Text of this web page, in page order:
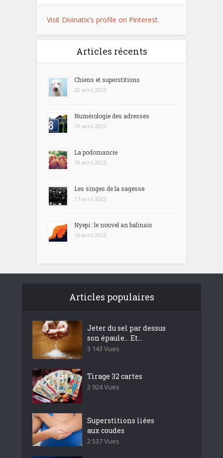
Visit Divinatix's profile on Pinterest.
Articles récents
Chiens et superstitions
20 avril 2023
Numérologie des adresses
19 avril 2023
La podomancie
18 avril 2023
Les singes de la sagesse
17 avril 2023
Nyepi : le nouvel an balinais
16 avril 2023
Articles populaires
Jeter du sel par dessus
son épaule… Et...
3 143 Vues
Tirage 32 cartes
2 924 Vues
Superstitions liées
aux coudes
2 537 Vues